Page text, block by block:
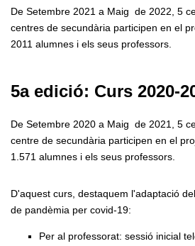
De Setembre 2021 a Maig de 2022, 5
centres de secundària participen en el
2011 alumnes i els seus professors.
5a edició: Curs 2020-
De Setembre 2020 a Maig de 2021, 5
centre de secundària participen en el
1.571 alumnes i els seus professors.
D'aquest curs, destaquem l'adaptació
de pandèmia per covid-19:
Per al professorat: sessió inicial